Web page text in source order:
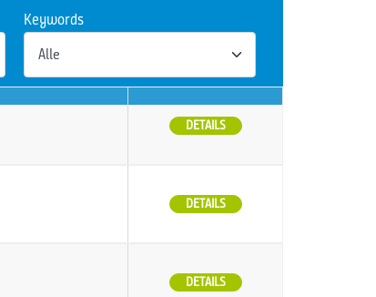
Keywords
DETAILS
DETAILS
DETAILS